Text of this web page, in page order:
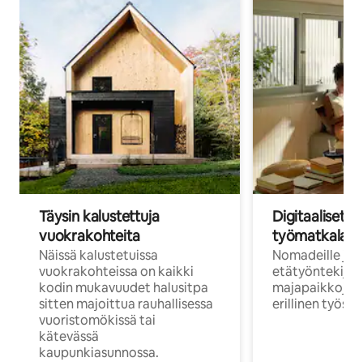
Täysin kalustettuja
vuokrakohteita
Näissä kalustetuissa
vuokrakohteissa on kaikki
kodin mukavuudet halusitpa
sitten majoittua rauhallisessa
vuoristomökissä tai
kätevässä
kaupunkiasunnossa.
Digitaaliset
Nomadeille ja
majapaikkoja,
erillinen